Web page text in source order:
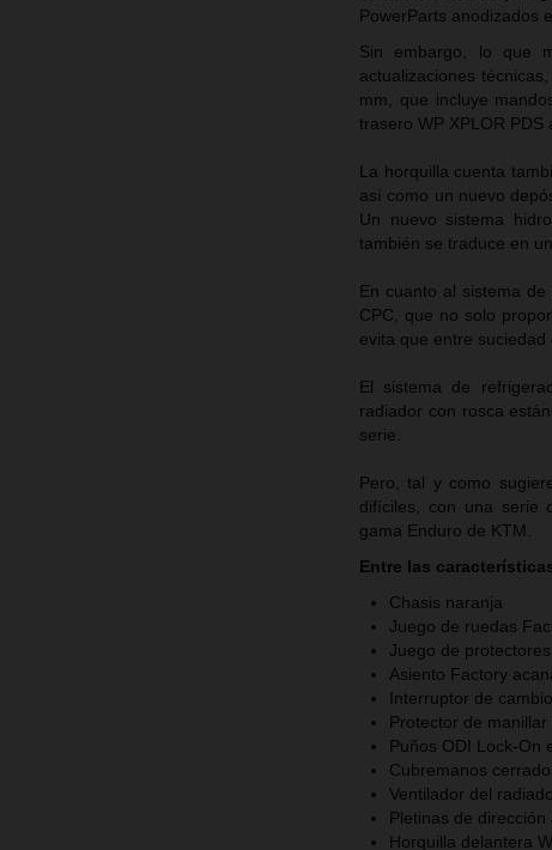
PowerParts anodizados
Sin embargo, lo que
actualizaciones
mm, que incluye
trasero WP XPLOR PDS
La horquilla cuenta
así como un nuevo
Un nuevo sistema
también se traduce en
En cuanto al sistema
CPC, que no solo
evita que entre suciedad
El sistema de
radiador con rosca
serie.
Pero, tal y como
difíciles, con una serie
gama Enduro de KTM.
Entre las
Chasis naranja
Juego de ruedas
Juego de
Asiento Factory
Interruptor de
Protector de manillar
Puños ODI Lock-On
Cubremanos
Ventilador del
Pletinas de
Horquilla delantera